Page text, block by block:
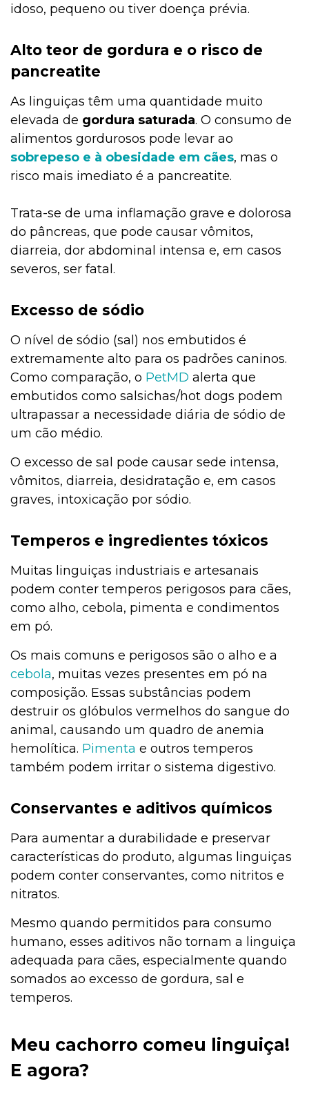
idoso, pequeno ou tiver doença prévia.
Alto teor de gordura e o risco de
pancreatite
As linguiças têm uma quantidade muito
elevada de gordura saturada. O consumo de
alimentos gordurosos pode levar ao
sobrepeso e à obesidade em cães, mas o
risco mais imediato é a pancreatite.
Trata-se de uma inflamação grave e dolorosa
do pâncreas, que pode causar vômitos,
diarreia, dor abdominal intensa e, em casos
severos, ser fatal.
Excesso de sódio
O nível de sódio (sal) nos embutidos é
extremamente alto para os padrões caninos.
Como comparação, o PetMD alerta que
embutidos como salsichas/hot dogs podem
ultrapassar a necessidade diária de sódio de
um cão médio.
O excesso de sal pode causar sede intensa,
vômitos, diarreia, desidratação e, em casos
graves, intoxicação por sódio.
Temperos e ingredientes tóxicos
Muitas linguiças industriais e artesanais
podem conter temperos perigosos para cães,
como alho, cebola, pimenta e condimentos
em pó.
Os mais comuns e perigosos são o alho e a
cebola, muitas vezes presentes em pó na
composição. Essas substâncias podem
destruir os glóbulos vermelhos do sangue do
animal, causando um quadro de anemia
hemolítica. Pimenta e outros temperos
também podem irritar o sistema digestivo.
Conservantes e aditivos químicos
Para aumentar a durabilidade e preservar
características do produto, algumas linguiças
podem conter conservantes, como nitritos e
nitratos.
Mesmo quando permitidos para consumo
humano, esses aditivos não tornam a linguiça
adequada para cães, especialmente quando
somados ao excesso de gordura, sal e
temperos.
Meu cachorro comeu linguiça!
E agora?